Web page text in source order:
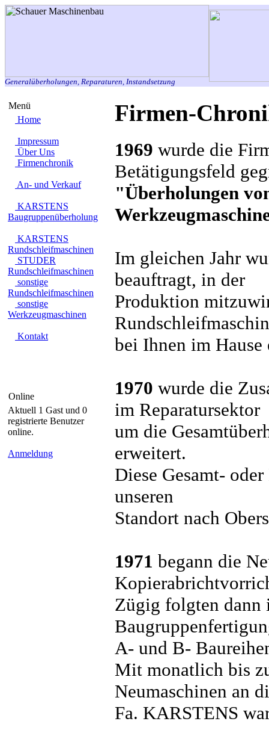
Generalüberholungen, Reparaturen, Instandsetzung
Menü
Home
Impressum
Über Uns
Firmenchronik
An- und Verkauf
KARSTENS
Baugruppenüberholung
KARSTENS
Rundschleifmaschinen
STUDER
Rundschleifmaschinen
sonstige
Rundschleifmaschinen
sonstige
Werkzeugmaschinen
Kontakt
Online
Aktuell 1 Gast und 0
registrierte Benutzer
online.
Anmeldung
Firmen-
1969 wurde die
Betätigungsfeld
"Überholungen
Im gleichen Jahr
beauftragt, in der
Produktion
bei Ihnen im Hause
1970 wurde die
im Reparatursektor
um die
erweitert.
Diese Gesamt-
unseren
Standort nach
1971 begann die
Zügig folgten dann
A- und B-
Mit monatlich bis
Neumaschinen an
Fa. KARSTENS